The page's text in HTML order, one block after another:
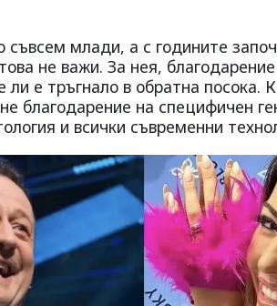
съвсем млади, а с годините
не важи. За нея,
ли е тръгнало в обратна посока.
благодарение на специфичен
и всички съвременни